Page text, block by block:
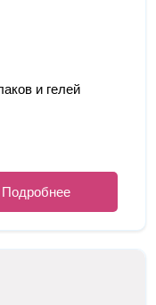
и гелей
Подробнее